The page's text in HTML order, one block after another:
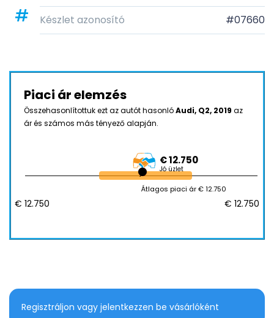
Készlet azonosító
#07660
Piaci ár elemzés
Összehasonlítottuk ezt az autót hasonlóAudi, Q2, 2019 az
ár és számos más tényező alapján.
€ 12.750
Jó üzlet
Átlagos piaci ár € 12.750
€ 12.750 € 12.750
Regisztráljon vagy jelentkezzen be vásárlóként